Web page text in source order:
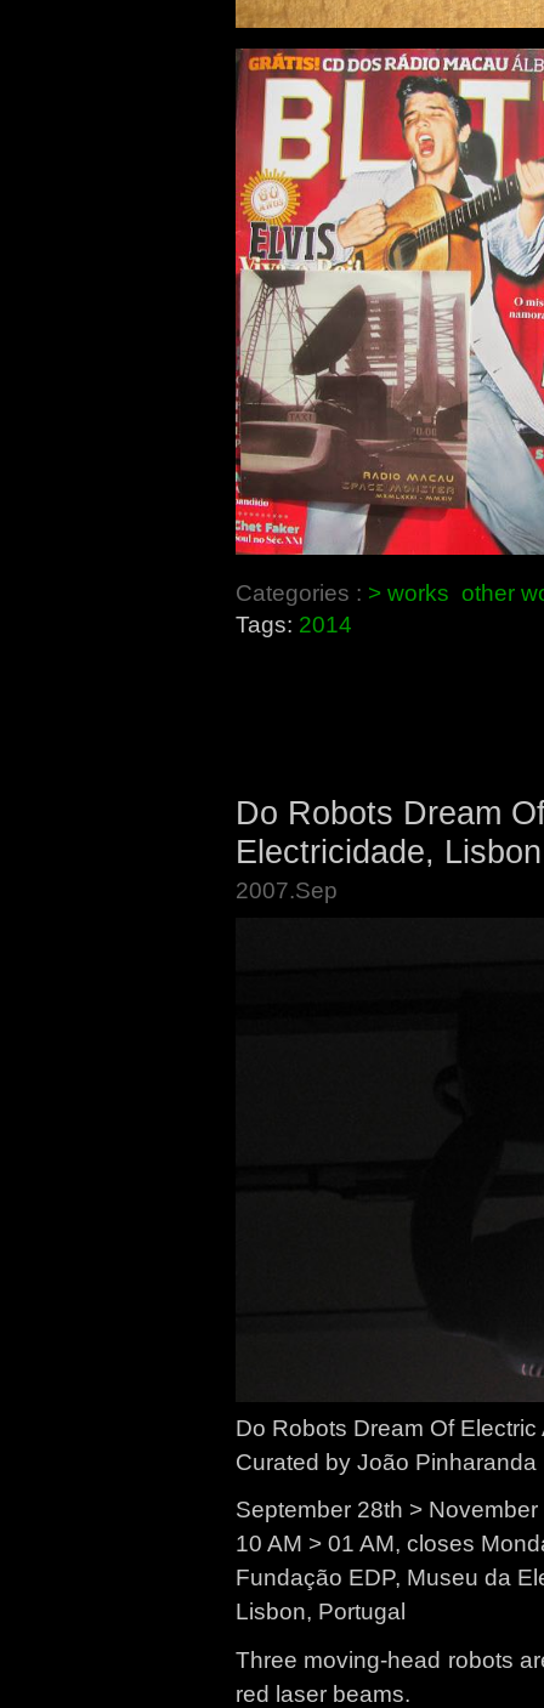
Categories : > works other
Tags: 2014
Do Robots Dream
Electricidade, Lisbon
2007.Sep
Do Robots Dream Of Electric
Curated by João Pinharanda
September 28th >
10 AM > 01 AM, closes
Fundação EDP, Museu da
Lisbon, Portugal
Three moving-head robots
red laser beams.